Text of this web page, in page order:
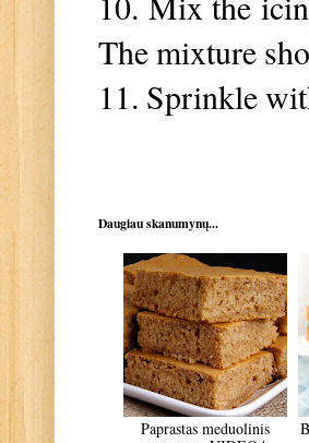
The mixture
11. Sprinkle
Daugiau skanumynų...
Paprastas meduolinis